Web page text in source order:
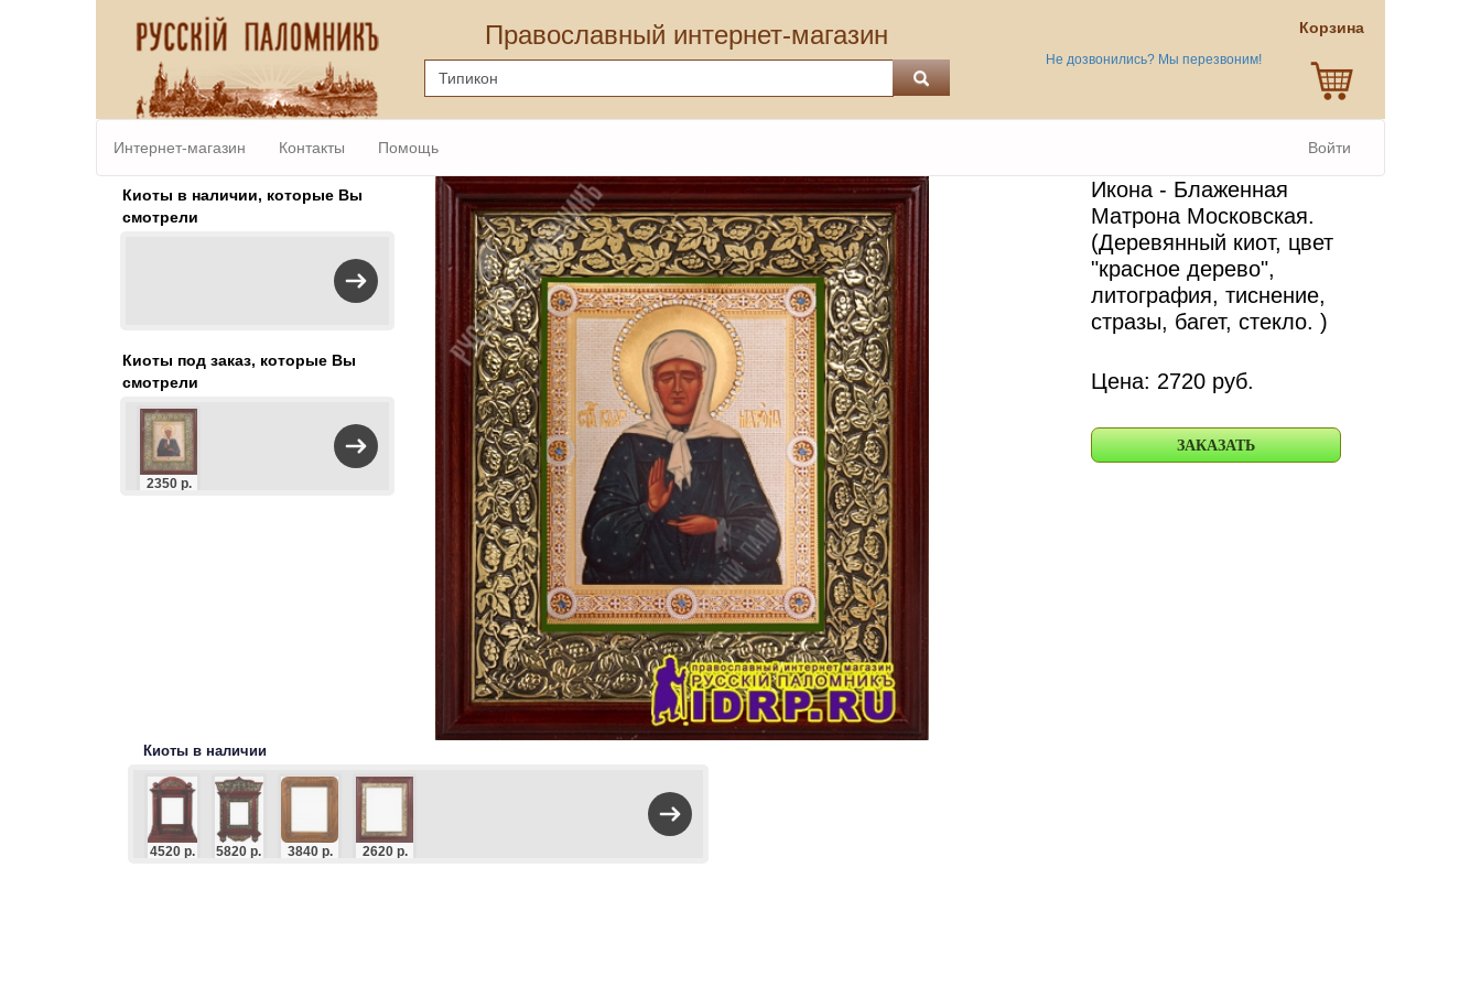
Православный интернет-магазин
Не дозвонились? Мы перезвоним!
Корзина
Интернет-магазин Контакты Помощь Войти
Киоты в наличии, которые Вы
смотрели
Киоты под заказ, которые Вы
смотрели
2350 р.
Икона - Блаженная
Матрона Московская.
(Деревянный киот, цвет
"красное дерево",
литография, тиснение,
стразы, багет, стекло. )
Цена: 2720руб.
Киоты в наличии
4520 р. 5820 р. 3840 р. 2620 р.